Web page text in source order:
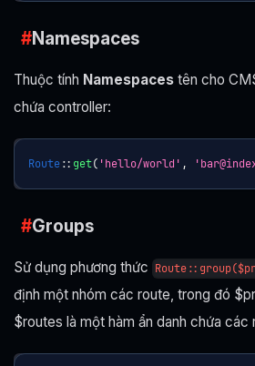
Namespaces
Thuộc tính Namespaces tên cho
chứa controller:
Route:: get( 'hello/world' ,
Groups
Sử dụng phương thức
định một nhóm các route, trong đó
$routes là một hàm ẩn danh chứa các